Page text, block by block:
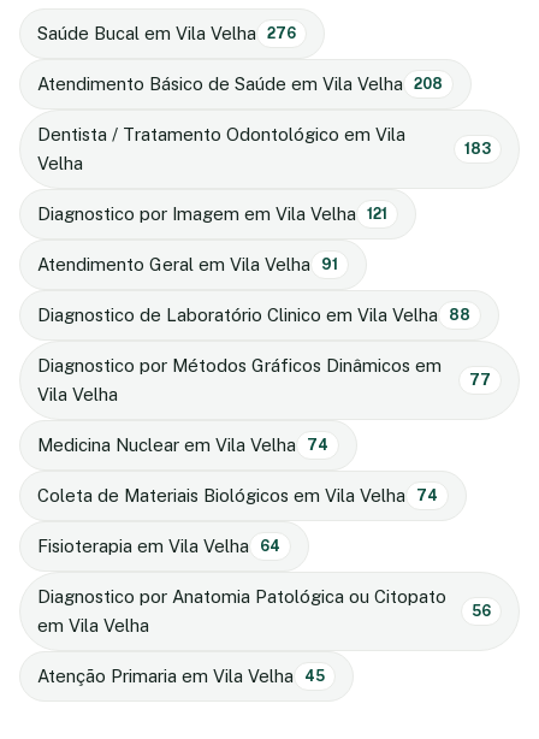
Saúde Bucal em Vila Velha 276
Atendimento Básico de Saúde em Vila Velha 208
Dentista / Tratamento Odontológico em Vila
Velha
183
Diagnostico por Imagem em Vila Velha 121
Atendimento Geral em Vila Velha 91
Diagnostico de Laboratório Clinico em Vila Velha 88
Diagnostico por Métodos Gráficos Dinâmicos em
Vila Velha
77
Medicina Nuclear em Vila Velha 74
Coleta de Materiais Biológicos em Vila Velha 74
Fisioterapia em Vila Velha 64
Diagnostico por Anatomia Patológica ou Citopato
em Vila Velha
56
Atenção Primaria em Vila Velha 45